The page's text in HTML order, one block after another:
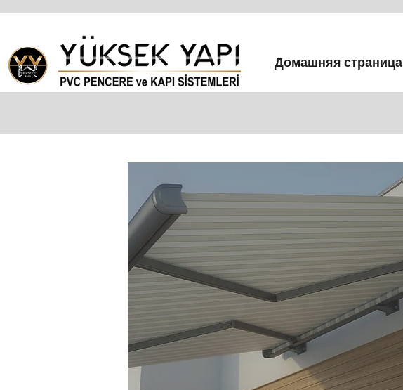
Домашняя страница